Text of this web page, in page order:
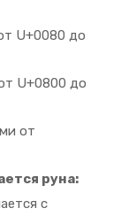
U+0080 до
U+0800 до
от
руна:
с